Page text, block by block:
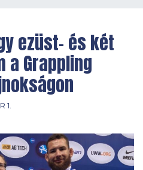
ezüst- és két
a Grappling
1.